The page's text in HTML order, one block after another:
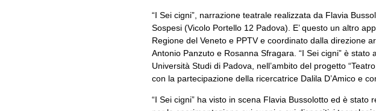
“I Sei cigni”, narrazione teatrale realizzata da Flavia
Sospesi (Vicolo Portello 12 Padova). E’ questo un altro
Regione del Veneto e PPTV e coordinato dalla direzione
Antonio Panzuto e Rosanna Sfragara. “I Sei cigni” è stato
Università Studi di Padova, nell’ambito del progetto
con la partecipazione della ricercatrice Dalila D’Amico e
“I Sei cigni” ha visto in scena Flavia Bussolotto ed è